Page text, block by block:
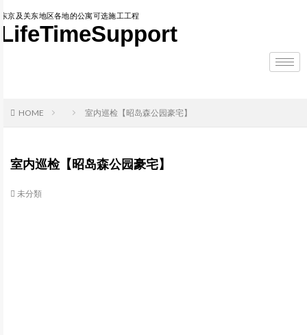
东京及关东地区各地的公寓可选施工工程
LifeTimeSupport
HOME 室内巡检【昭岛森公园豪宅】
室内巡检【昭岛森公园豪宅】
未分類